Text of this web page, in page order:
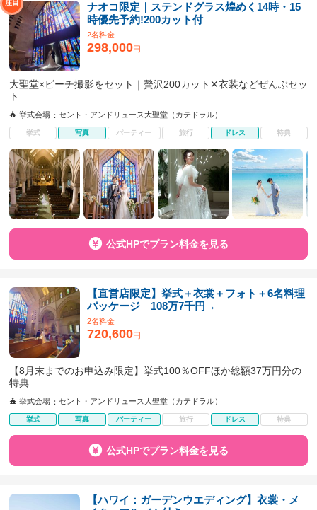
ナオコ限定｜ステンドグラス煌めく14時・15
時優先予約!200カット付
2名料金
298,000円
大聖堂×ビーチ撮影をセット｜贅沢200カット✕衣装などぜんぶセッ
ト
挙式会場 セント・アンドリュース大聖堂（カテドラル）
挙式 写真 パーティー 旅行 ドレス 特典
公式HPでプラン料金を見る
【直営店限定】挙式＋衣裳＋フォト＋6名料理
パッケージ 108万7千円→
2名料金
720,600円
【8月末までのお申込み限定】挙式100％OFFほか総額37万円分の
特典
挙式会場 セント・アンドリュース大聖堂（カテドラル）
挙式 写真 パーティー 旅行 ドレス 特典
公式HPでプラン料金を見る
【ハワイ：ガーデンウエディング】衣裳・メ